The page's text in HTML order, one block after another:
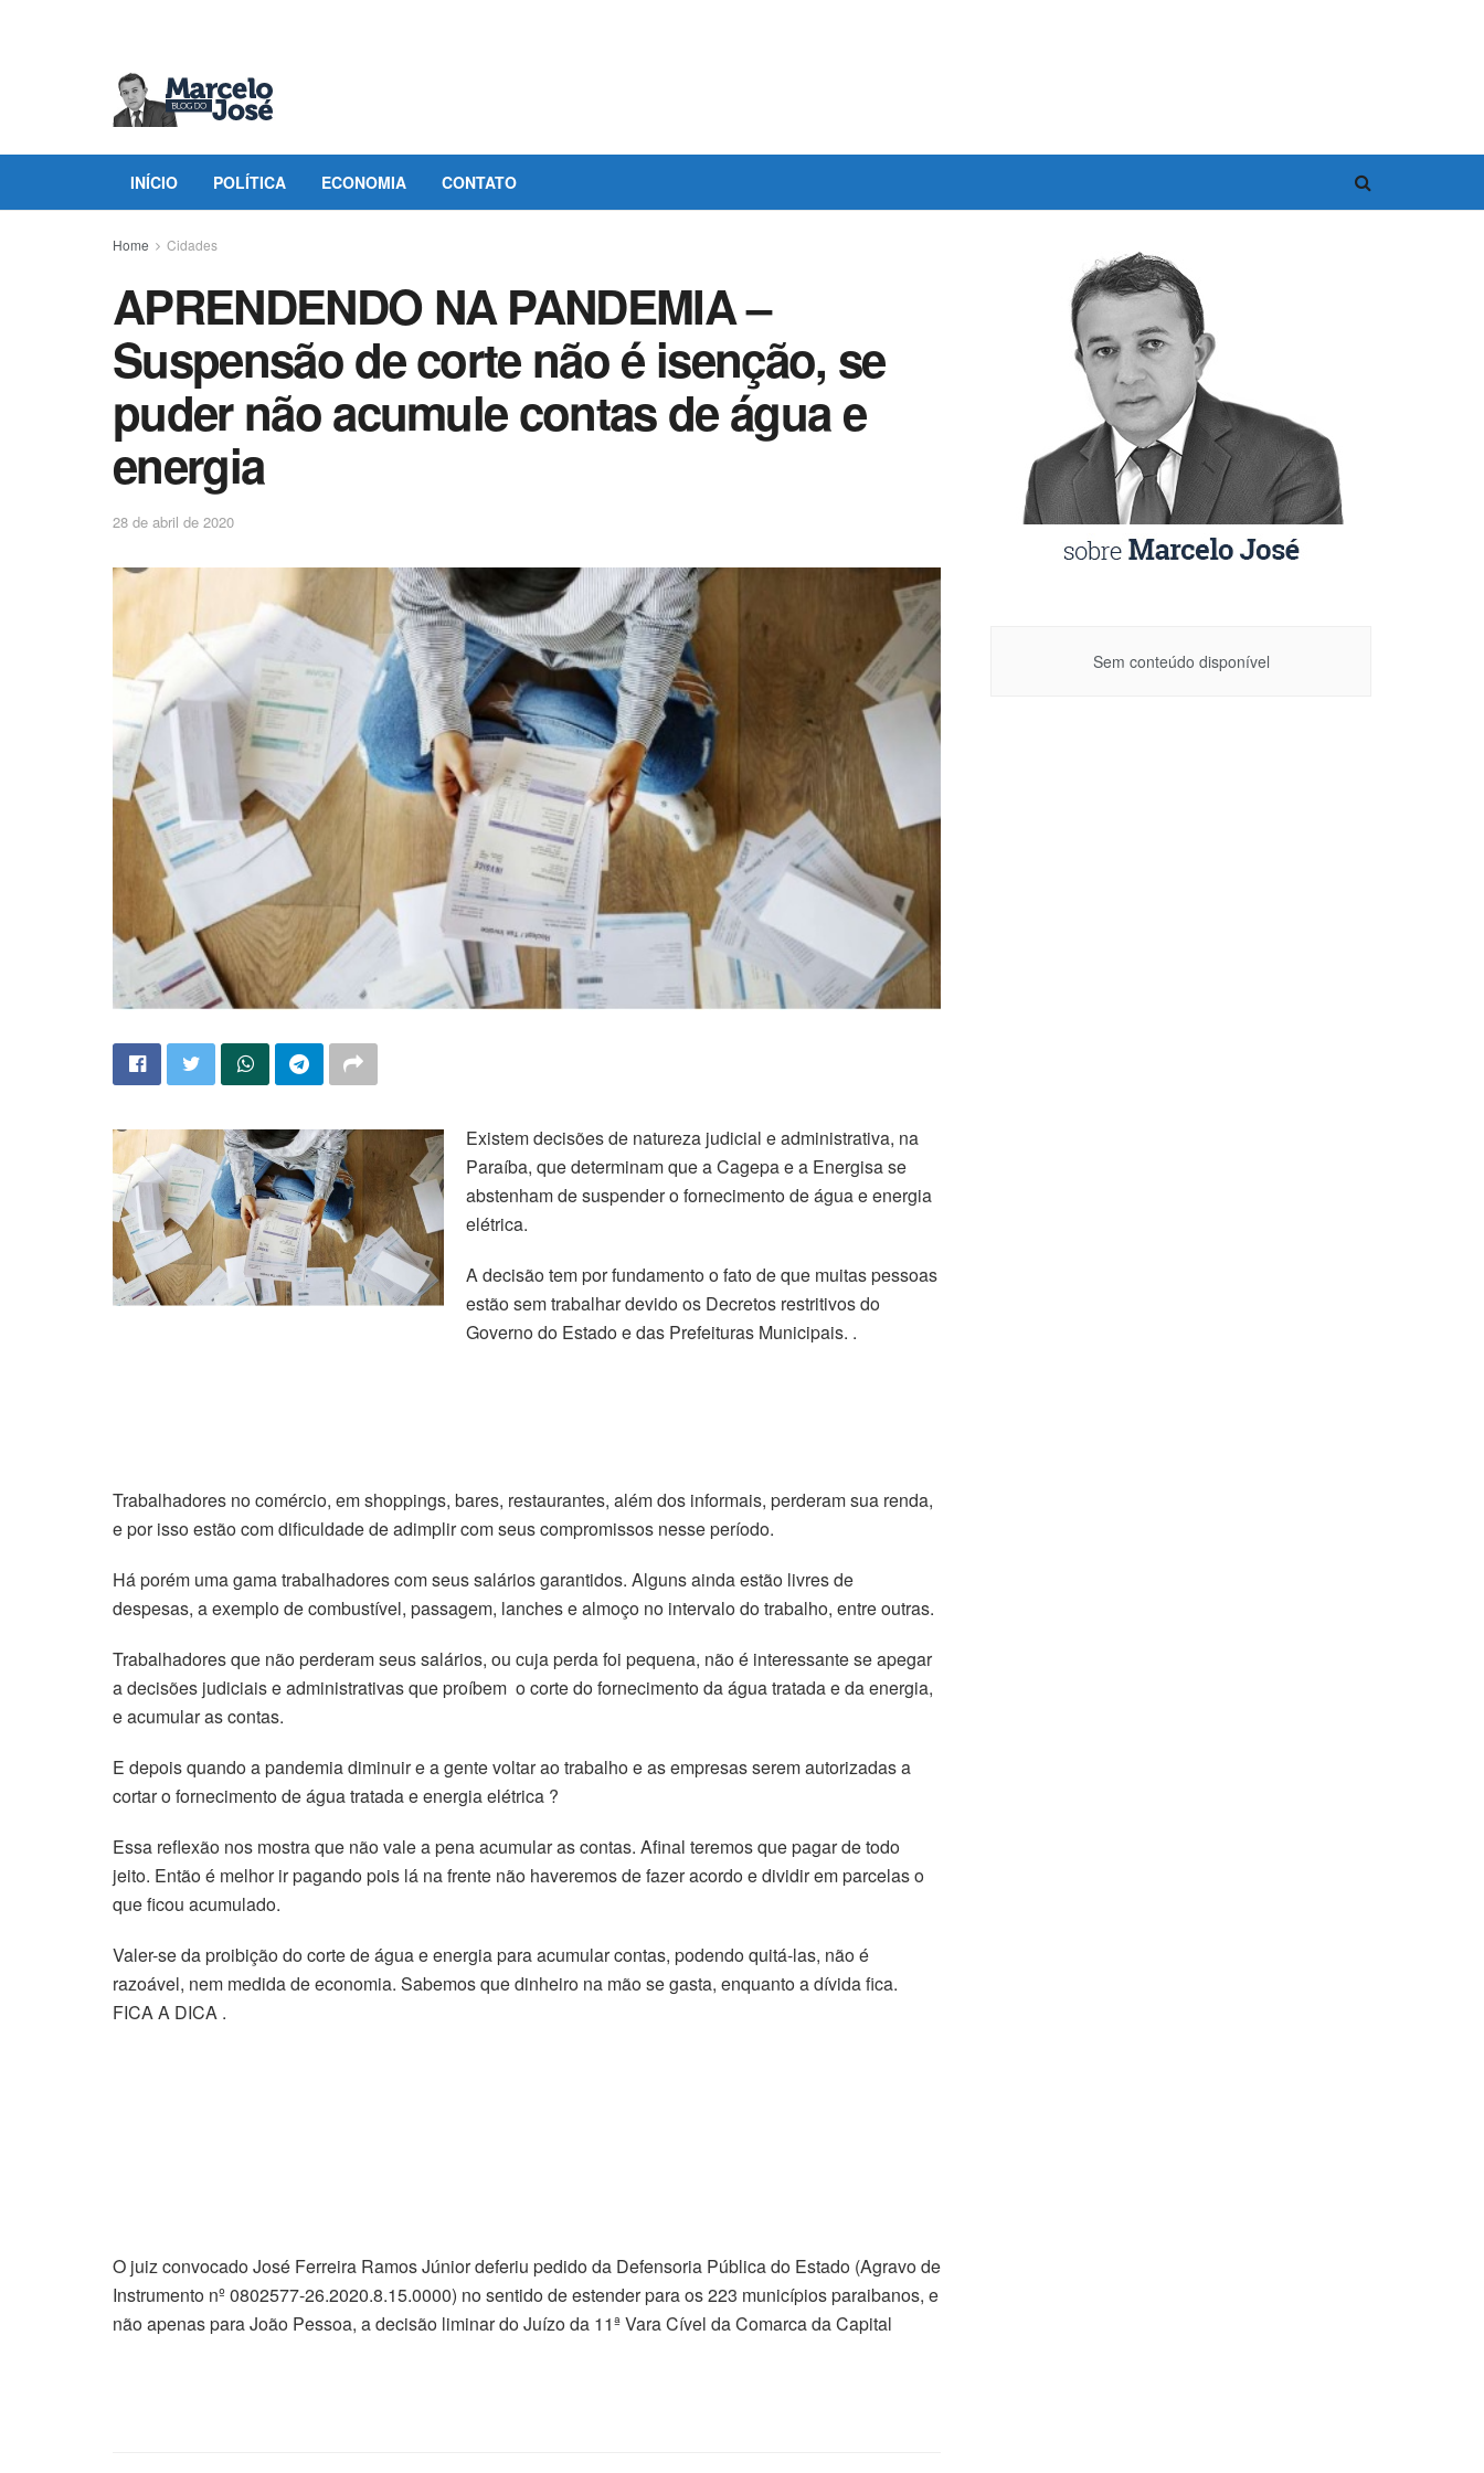
INÍCIO POLÍTICA ECONOMIA CONTATO
Home Cidades
APRENDENDO NA PANDEMIA –
Suspensão de corte não é isenção, se
puder não acumule contas de água e
energia
28 de abril de 2020
Existem decisões de natureza judicial e administrativa, na
Paraíba, que determinam que a Cagepa e a Energisa se
abstenham de suspender o fornecimento de água e energia
elétrica.
A decisão tem por fundamento o fato de que muitas pessoas
estão sem trabalhar devido os Decretos restritivos do
Governo do Estado e das Prefeituras Municipais. .
Trabalhadores no comércio, em shoppings, bares, restaurantes, além dos informais, perderam sua renda,
e por isso estão com dificuldade de adimplir com seus compromissos nesse período.
Há porém uma gama trabalhadores com seus salários garantidos. Alguns ainda estão livres de
despesas, a exemplo de combustível, passagem, lanches e almoço no intervalo do trabalho, entre outras.
Trabalhadores que não perderam seus salários, ou cuja perda foi pequena, não é interessante se apegar
a decisões judiciais e administrativas que proíbem o corte do fornecimento da água tratada e da energia,
e acumular as contas.
E depois quando a pandemia diminuir e a gente voltar ao trabalho e as empresas serem autorizadas a
cortar o fornecimento de água tratada e energia elétrica ?
Essa reflexão nos mostra que não vale a pena acumular as contas. Afinal teremos que pagar de todo
jeito. Então é melhor ir pagando pois lá na frente não haveremos de fazer acordo e dividir em parcelas o
que ficou acumulado.
Valer-se da proibição do corte de água e energia para acumular contas, podendo quitá-las, não é
razoável, nem medida de economia. Sabemos que dinheiro na mão se gasta, enquanto a dívida fica.
FICA A DICA .
O juiz convocado José Ferreira Ramos Júnior deferiu pedido da Defensoria Pública do Estado (Agravo de
Instrumento nº 0802577-26.2020.8.15.0000) no sentido de estender para os 223 municípios paraibanos, e
não apenas para João Pessoa, a decisão liminar do Juízo da 11ª Vara Cível da Comarca da Capital
Sem conteúdo disponível